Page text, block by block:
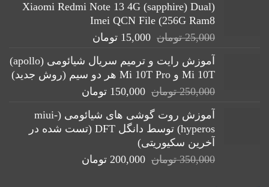
(Xiaomi Redmi Note 13 4G (sapphire) Dual
Imei QCN File (256G Ram8
25,000 تومان قیمت
25,000 تومان
بود.
15,000 تومان
15,000 تومان.
آموزش رایت و ترمیم سریال شیائومی (apollo)
Mi 10T و Mi 10T Pro هر دو سیم (روش جدید)
250,000 تومان قیمت
250,000 تومان
بود.
150,000 تومان
150,000 تومان.آموزش روت گوشی های شیائومی (miui-
hyperos) توسط دانگل DFT (تست شده در
آخرین سکیوریتی)
350,000 تومان قیمت
200,000 تومان